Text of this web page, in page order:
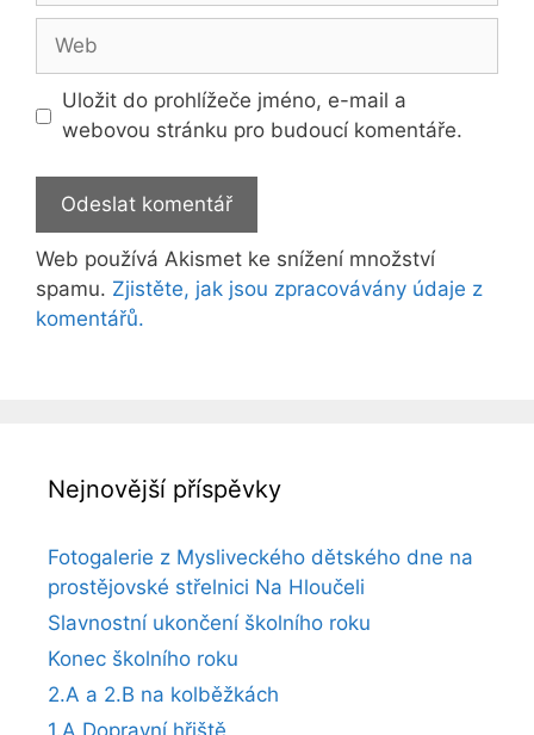
Web
Uložit do prohlížeče jméno, e-mail a
webovou stránku pro budoucí komentáře.
Web používá Akismet ke snížení množství
spamu. Zjistěte, jak jsou zpracovávány údaje z
komentářů.
Nejnovější příspěvky
Fotogalerie z Mysliveckého dětského dne na
prostějovské střelnici Na Hloučeli
Slavnostní ukončení školního roku
Konec školního roku
2.A a 2.B na kolběžkách
1.A Dopravní hřiště